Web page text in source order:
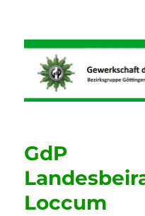
GdP
Loccum